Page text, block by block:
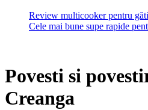
Review multicooker pentru
Cele mai bune supe rapide
Povesti si
Creanga